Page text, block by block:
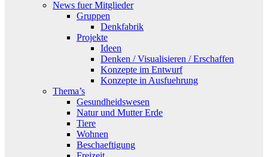
News fuer Mitglieder
Gruppen
Denkfabrik
Projekte
Ideen
Denken / Visualisieren / Erschaffen
Konzepte im Entwurf
Konzepte in Ausfuehrung
Thema’s
Gesundheidswesen
Natur und Mutter Erde
Tiere
Wohnen
Beschaeftigung